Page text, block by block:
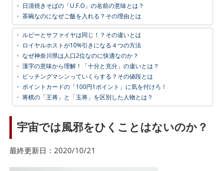
・ 日清焼きそばの「U.F.O」の名前の意味とは？
・ 茶碗なのになぜご飯を入れる？その理由とは
・ ルビーとサファイヤは同じ！？その違いとは
・ ロイヤルホストが10%引きになる４つの方法
・ なぜ神奈川県は人口2位なのに快適なのか？
・ 漢字の意味から理解！「十分と充分」の違いとは？
・ ピッチングマシンっていくらする？その値段とは
・ ポイントカードの「100円1ポイント」に気を付けろ！
・ 将棋の「王将」と「玉将」を区別した人物とは？
宇宙では風邪をひくことはないのか？
最終更新日：2020/10/21